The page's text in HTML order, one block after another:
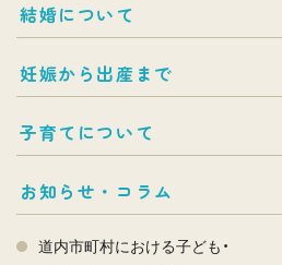
結婚について
妊娠から出産まで
子育てについて
お知らせ・コラム
道内市町村における子ども・